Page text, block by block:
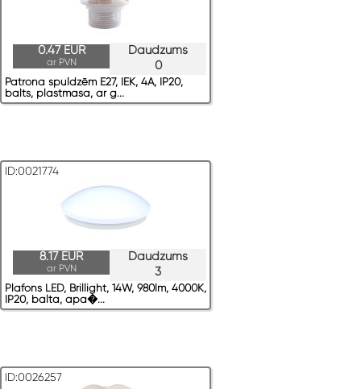
Daudzums
0
0.47 EUR
ar PVN
Patrona spuldzēm E27, IEK, 4A, IP20,
balts, plastmasa, ar g...
ID:0021774
Daudzums
3
8.17 EUR
ar PVN
Plafons LED, Brillight, 14W, 980lm, 4000K,
IP20, balta, apa�...
ID:0026257